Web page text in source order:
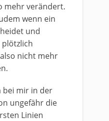
mehr verändert.
wenn ein
und
nicht mehr
bei mir in der
ungefähr die
Linien